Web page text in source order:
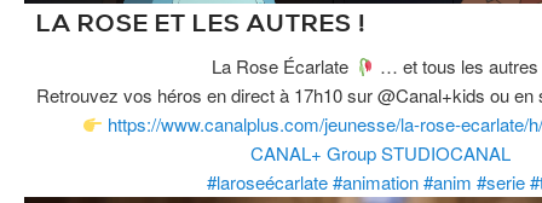
LA ROSE ET LES AUTRES !
La Rose Écarlate
… et tous les autres
Retrouvez vos héros en direct à 17h10 sur @Canal+kids ou
https://www.canalplus.com/jeunesse/la-rose-ecarlate/
CANAL+ Group STUDIOCANAL
#laroseécarlate #animation #anim #serie